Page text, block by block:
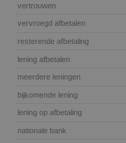
vertrouwen
vervroegd afbetalen
resterende afbetaling
lening afbetalen
meerdere leningen
bijkomende lening
lening op afbetaling
nationale bank